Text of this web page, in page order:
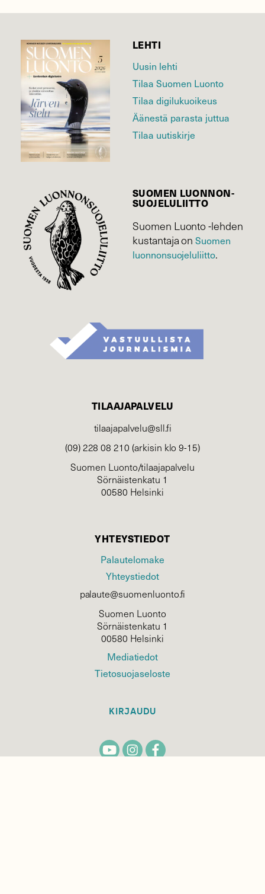
LEHTI
Uusin lehti
Tilaa Suomen Luonto
Tilaa digilukuoikeus
Äänestä parasta juttua
Tilaa uutiskirje
SUOMEN LUONNON­
SUOJELU­LIITTO
Suomen Luonto -lehden
kustantaja onSuomen
luonnonsuojelu­liitto.
TILAAJAPALVELU
tilaajapalvelu@sll.fi
(09) 228 08 210 (arkisin klo 9-15)
Suomen Luonto/tilaajapalvelu
Sörnäistenkatu 1
00580 Helsinki
YHTEYSTIEDOT
Palautelomake
Yhteystiedot
palaute@suomenluonto.fi
Suomen Luonto
Sörnäistenkatu 1
00580 Helsinki
Mediatiedot
Tietosuojaseloste
KIRJAUDU